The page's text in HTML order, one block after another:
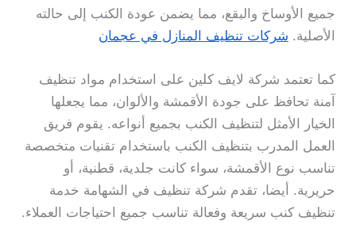
جميع الأوساخ والبقع، مما يضمن عودة الكنب إلى حالته
الأصلية. شركات تنظيف المنازل في عجمان
كما تعتمد شركة لايف كلين على استخدام مواد تنظيف
آمنة تحافظ على جودة الأقمشة والألوان، مما يجعلها
الخيار الأمثل لتنظيف الكنب بجميع أنواعه. يقوم فريق
العمل المدرب بتنظيف الكنب باستخدام تقنيات متخصصة
تناسب نوع الأقمشة، سواء كانت جلدية، قطنية، أو
حريرية. أيضا، تقدم شركة تنظيف في الشهامة خدمة
تنظيف كنب سريعة وفعالة تناسب جميع احتياجات العملاء.